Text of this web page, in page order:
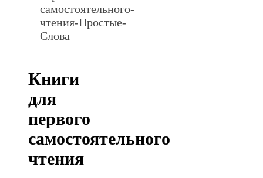
Книги
для
первого
самостоятельного
чтения